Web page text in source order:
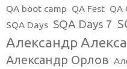
QA boot camp QA Fest QA
SQA Days SQA Days 7
Александр
Александр Орлов